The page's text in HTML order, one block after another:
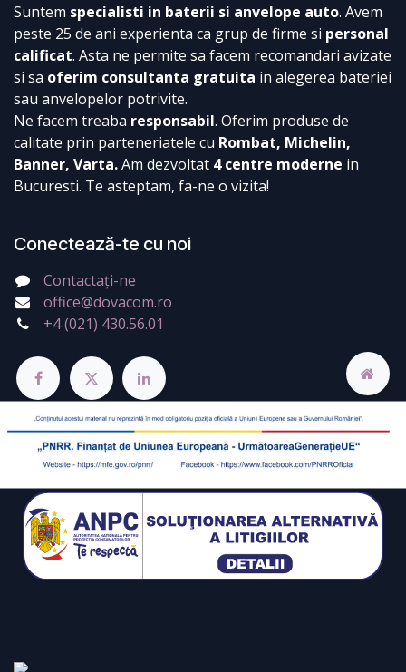
Suntem specialisti in baterii si anvelope auto. Avem
peste 25 de ani experienta ca grup de firme si personal
calificat. Asta ne permite sa facem recomandari avizate
si sa oferim consultanta gratuita in alegerea bateriei
sau anvelopelor potrivite.
Ne facem treaba responsabil. Oferim produse de
calitate prin parteneriatele cu Rombat, Michelin,
Banner, Varta.Am dezvoltat 4 centre moderne in
Bucuresti. Te asteptam, fa-ne o vizita!
Conectează-te cu noi
Contactați-ne
office@dovacom.ro
+4 (021) 430.56.01